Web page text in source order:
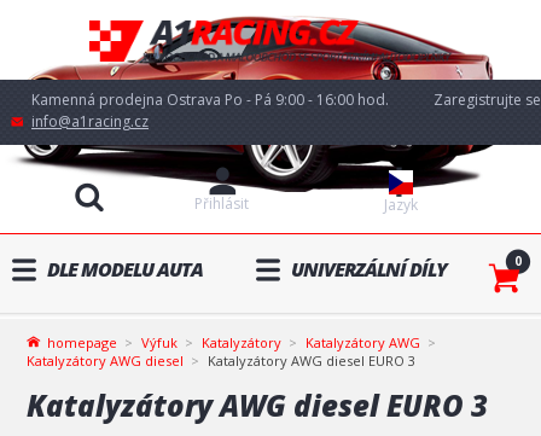
Kamenná prodejna Ostrava Po - Pá 9:00 - 16:00 hod.
info@a1racing.cz
Jazyk
Přihlásit
Zaregistrujte se
DLE MODELU AUTA UNIVERZÁLNÍ DÍLY 0
homepage Výfuk Katalyzátory
Katalyzátory AWG
Katalyzátory AWG diesel
Katalyzátory AWG diesel EURO 3
Katalyzátory AWG diesel EURO 3